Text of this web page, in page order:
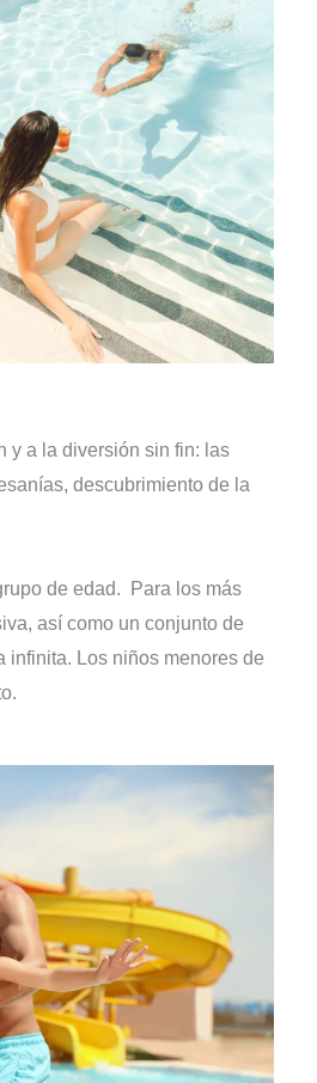
y a la diversión sin fin: las
descubrimiento de la
de edad. Para los más
así como un conjunto de
infinita. Los niños menores de